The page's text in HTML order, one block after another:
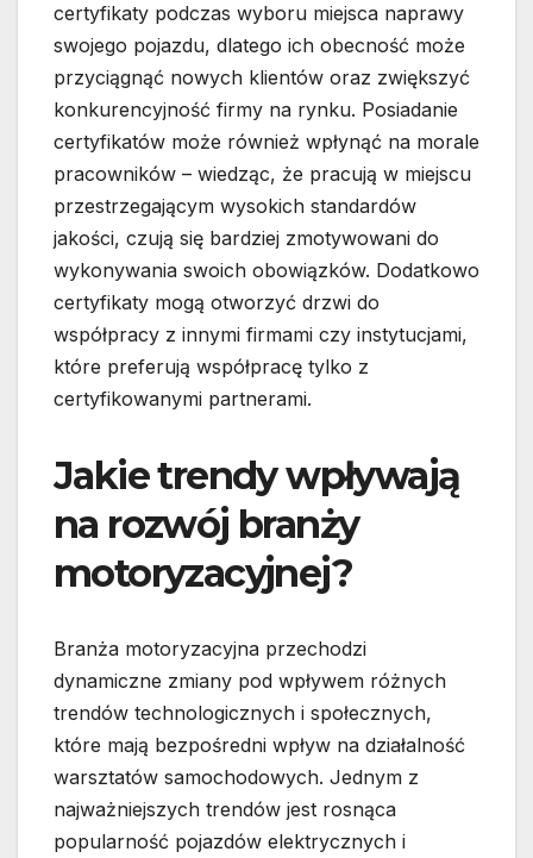
certyfikaty podczas wyboru miejsca naprawy
swojego pojazdu, dlatego ich obecność może
przyciągnąć nowych klientów oraz zwiększyć
konkurencyjność firmy na rynku. Posiadanie
certyfikatów może również wpłynąć na morale
pracowników – wiedząc, że pracują w miejscu
przestrzegającym wysokich standardów
jakości, czują się bardziej zmotywowani do
wykonywania swoich obowiązków. Dodatkowo
certyfikaty mogą otworzyć drzwi do
współpracy z innymi firmami czy instytucjami,
które preferują współpracę tylko z
certyfikowanymi partnerami.
Jakie trendy wpływają
na rozwój branży
motoryzacyjnej?
Branża motoryzacyjna przechodzi
dynamiczne zmiany pod wpływem różnych
trendów technologicznych i społecznych,
które mają bezpośredni wpływ na działalność
warsztatów samochodowych. Jednym z
najważniejszych trendów jest rosnąca
popularność pojazdów elektrycznych i